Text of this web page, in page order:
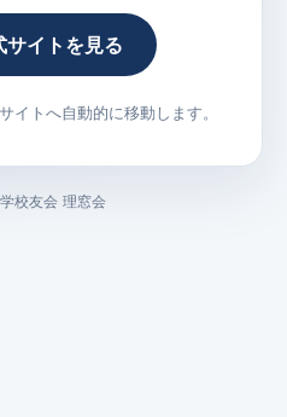
サイトを見る
イトへ自動的に移動します。
校友会 理窓会